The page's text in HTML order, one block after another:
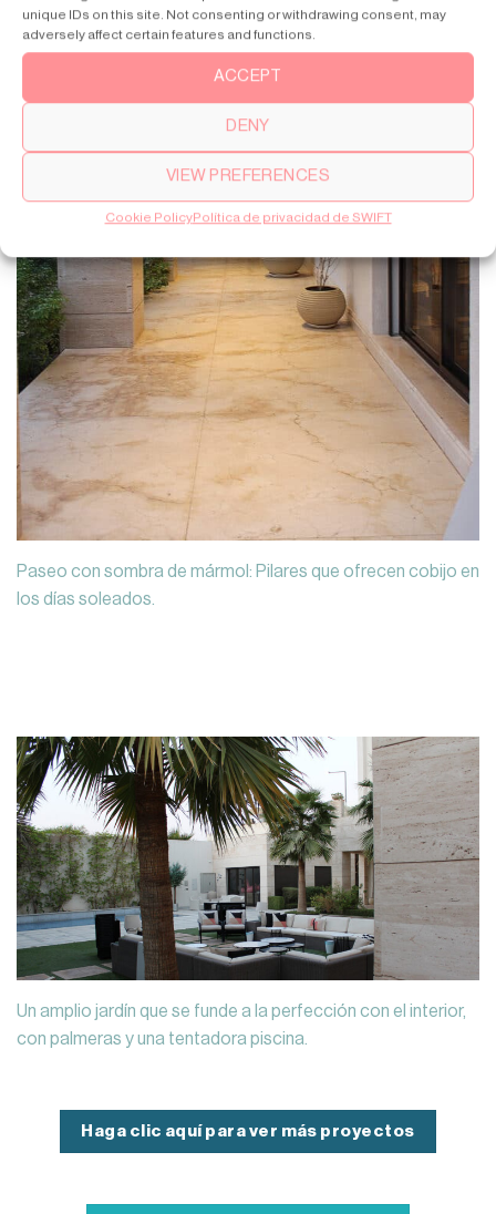
unique IDs on this site. Not consenting or withdrawing consent, may
adversely affect certain features and functions.
ACCEPT
DENY
VIEW PREFERENCES
Cookie PolicyPolítica de privacidad de SWIFT
Paseo con sombra de mármol: Pilares que ofrecen cobijo en
los días soleados.
Un amplio jardín que se funde a la perfección con el interior,
con palmeras y una tentadora piscina.
Haga clic aquí para ver más proyectos